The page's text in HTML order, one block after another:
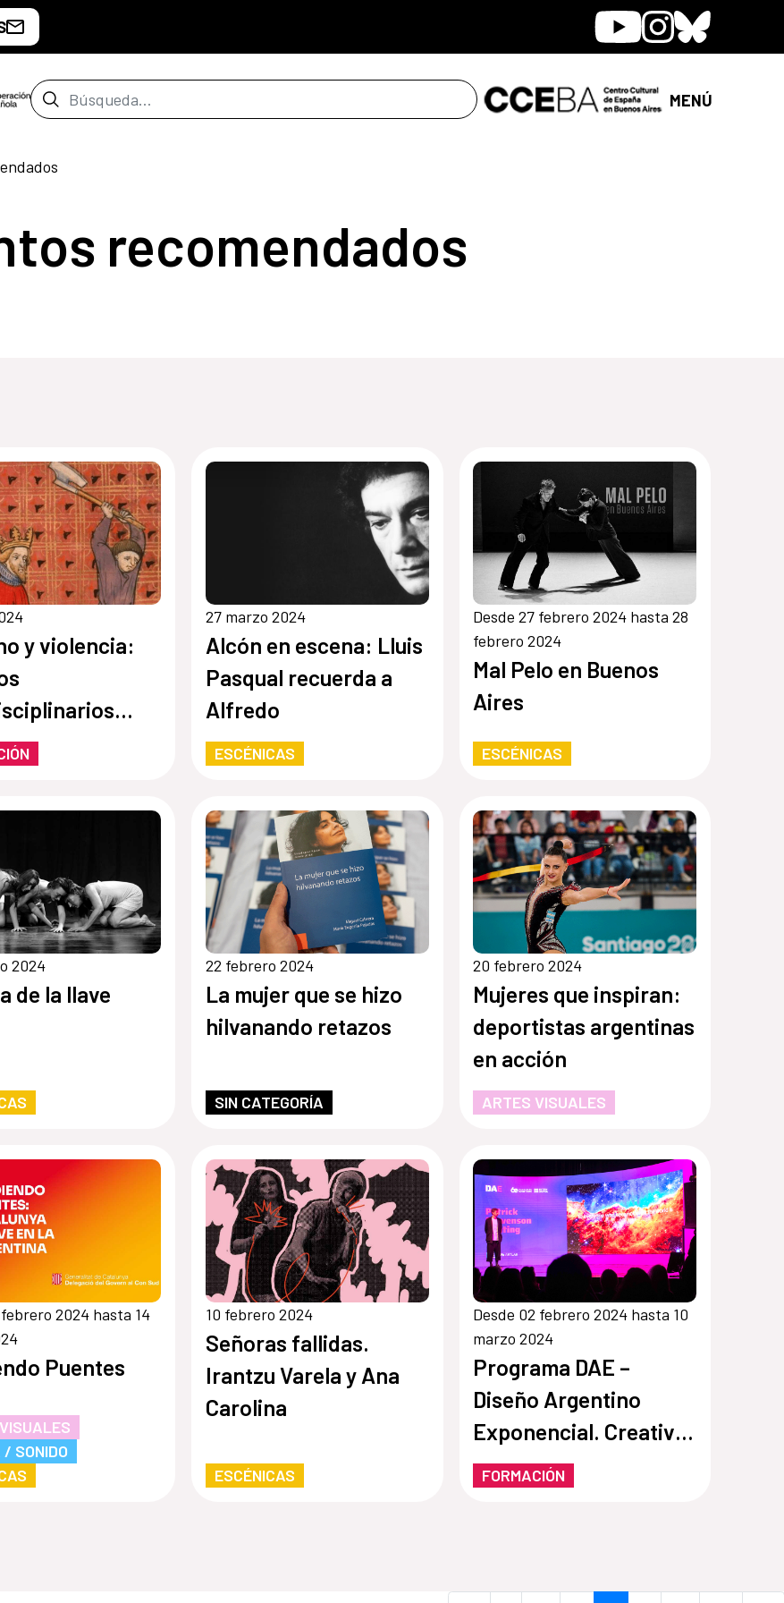
YoutubeInstagram
Bluesky
Barra de búsqueda MENÚ
recomendados
y violencia:
hasta la
27 marzo 2024
Alcón en escena: Lluis
Pasqual recuerda a
Alfredo
ESCÉNICAS
Desde 27 febrero 2024 hasta 28
febrero 2024
Mal Pelo en Buenos
Aires
ESCÉNICAS
2024
de la llave
22 febrero 2024
La mujer que se hizo
hilvanando retazos
SIN CATEGORÍA
20 febrero 2024
Mujeres que inspiran:
deportistas argentinas
en acción
ARTES VISUALES
febrero 2024 hasta 14
Puentes
/ SONIDO
10 febrero 2024
Señoras fallidas.
Irantzu Varela y Ana
Carolina
ESCÉNICAS
Desde 02 febrero 2024 hasta 10
marzo 2024
Programa DAE –
Diseño Argentino
Exponencial. Creative
Bootcamp
FORMACIÓN